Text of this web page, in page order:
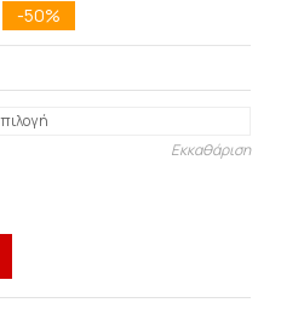
-50%
Εκκαθάριση